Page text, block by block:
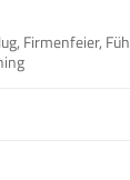
Firmenfeier,